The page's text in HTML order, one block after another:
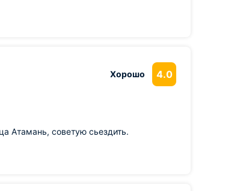
Хорошо 4.0
Атамань, советую сьездить.